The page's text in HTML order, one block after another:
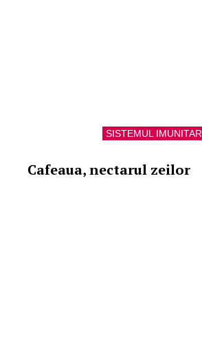
SISTEMUL IMUNITAR
Cafeaua, nectarul zeilor